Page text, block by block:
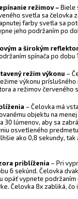
režimov –Biele
svetla sa čelovka
farby svetla sa
jeho podržaním po
a širokým
spínača po dobu
režim výkonu –
výkonu
a režimov červeného
– Čelovka má
objektu na menej
30 lúmenov, aby sa
osvetleného
ako 0,8 sekundy,
priblíženia – Pri
6 sekúnd. Čelovka
opäť vypnete
Čelovka 8x zabliká, čo